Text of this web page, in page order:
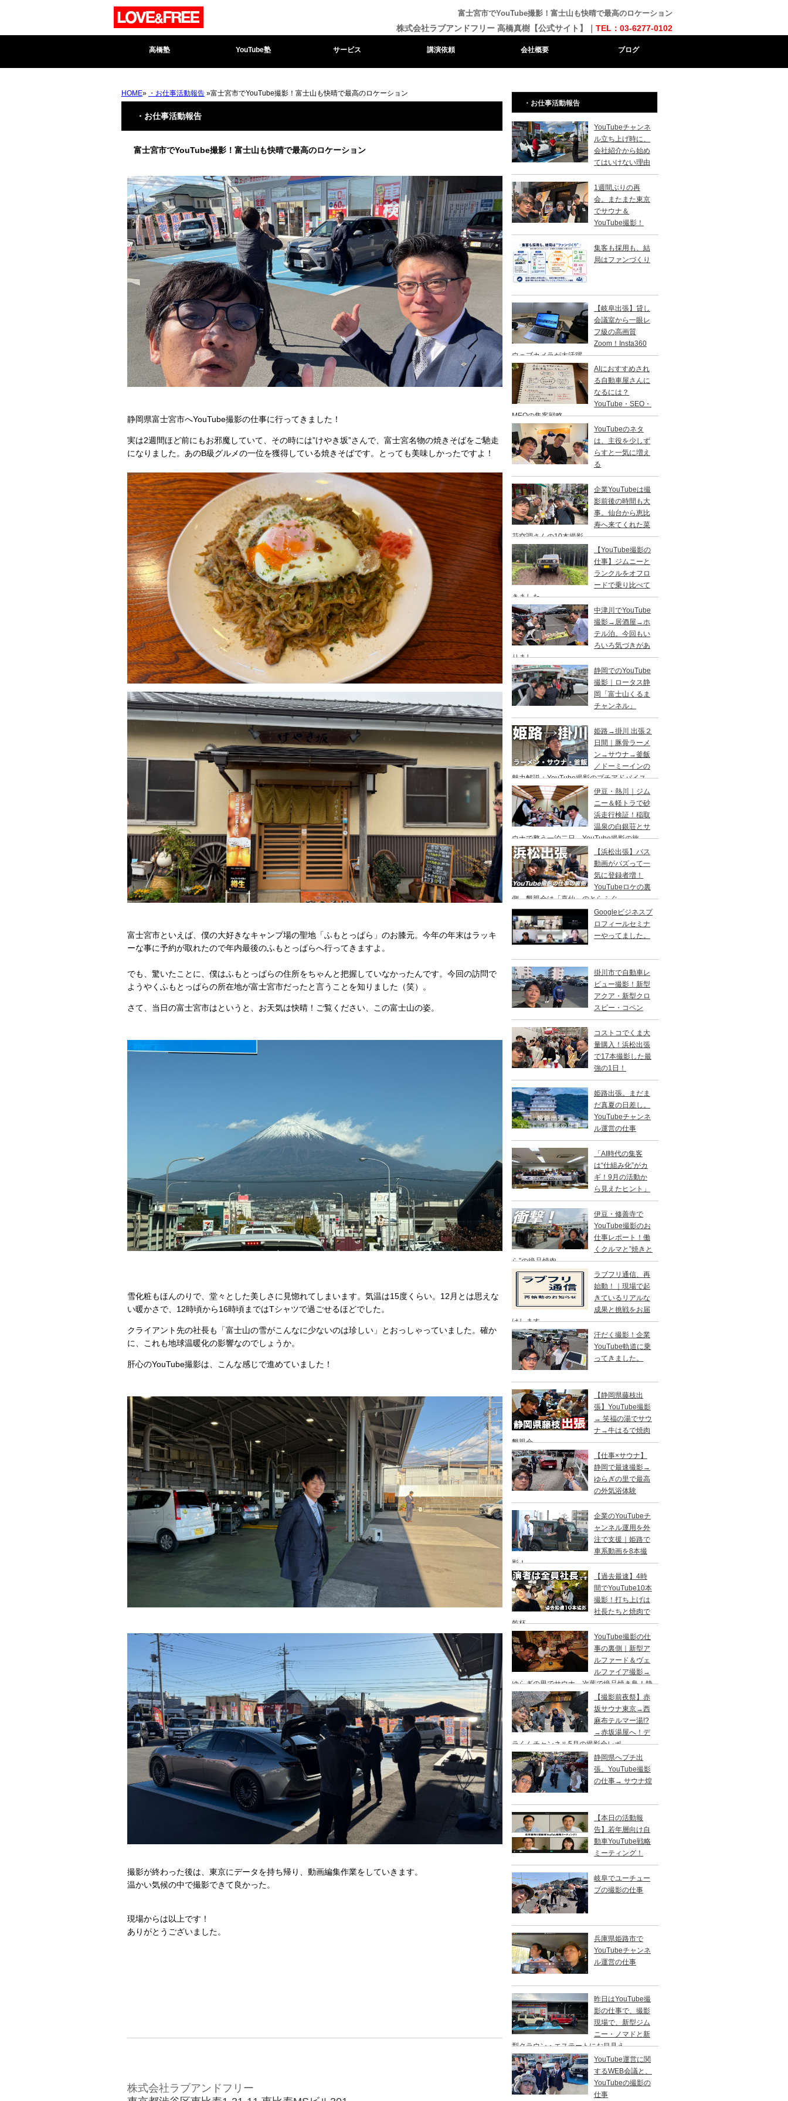
富士宮市でYouTube撮影！富士山も快晴で最高のロケーション
株式会社ラブアンドフリー 高橋真樹【公式サイト】｜ TEL：03-6277-0102
高橋塾 YouTube塾 サービス 講演依頼 会社概要 ブログ
HOME» ・お仕事活動報告 »富士宮市でYouTube撮影！富士山も快晴で最高のロケーション
・お仕事活動報告
富士宮市でYouTube撮影！富士山も快晴で最高のロケーション
静岡県富士宮市へYouTube撮影の仕事に行ってきました！
実は2週間ほど前にもお邪魔していて、その時には”けやき坂”さんで、富士宮名物の焼きそばをご馳走
になりました。あのB級グルメの一位を獲得している焼きそばです。とっても美味しかったですよ！
富士宮市といえば、僕の大好きなキャンプ場の聖地「ふもとっぱら」のお膝元。今年の年末はラッキ
ーな事に予約が取れたので年内最後のふもとっぱらへ行ってきますよ。
でも、驚いたことに、僕はふもとっぱらの住所をちゃんと把握していなかったんです。今回の訪問で
ようやくふもとっぱらの所在地が富士宮市だったと言うことを知りました（笑）。
さて、当日の富士宮市はというと、お天気は快晴！ご覧ください、この富士山の姿。
雪化粧もほんのりで、堂々とした美しさに見惚れてしまいます。気温は15度くらい。12月とは思えな
い暖かさで、12時頃から16時頃まではTシャツで過ごせるほどでした。
クライアント先の社長も「富士山の雪がこんなに少ないのは珍しい」とおっしゃっていました。確か
に、これも地球温暖化の影響なのでしょうか。
肝心のYouTube撮影は、こんな感じで進めていました！
撮影が終わった後は、東京にデータを持ち帰り、動画編集作業をしていきます。
温かい気候の中で撮影できて良かった。
現場からは以上です！
ありがとうございました。
株式会社ラブアンドフリー
・お仕事活動報告
YouTubeチャンネ
ル立ち上げ時に、
会社紹介から始め
てはいけない理由
1週間ぶりの再
会。またまた東京
でサウナ＆
YouTube撮影！
集客も採用も、結
局はファンづくり
【岐阜出張】貸し
会議室から一眼レ
フ級の高画質
Zoom！Insta360
ウェブカメラが大活躍
AIにおすすめされ
る自動車屋さんに
なるには？
YouTube・SEO・
MEOの集客戦略
YouTubeのネタ
は、主役を少しず
らすと一気に増え
る
企業YouTubeは撮
影前後の時間も大
事。仙台から恵比
寿へ来てくれた菜
花空調さんの10本撮影
【YouTube撮影の
仕事】ジムニーと
ランクルをオフロ
ードで乗り比べて
きました
中津川でYouTube
撮影→居酒屋→ホ
テル泊。今回もい
ろいろ気づきがあ
りまし
静岡でのYouTube
撮影｜ロータス静
岡「富士山くるま
チャンネル」
姫路→掛川 出張２
日間｜豚骨ラーメ
ン→サウナ→釜飯
／ドーミーインの
魅力解説＋YouTube撮影のプチアドバイス
あり
伊豆・熱川｜ジム
ニー＆軽トラで砂
浜走行検証！稲取
温泉の白銀荘とサ
ウナで整う一泊二日、YouTube撮影の旅
【浜松出張】バス
動画がバズって一
気に登録者増！
YouTubeロケの裏
側、懇親会は「喜仙」のとらふぐ
Googleビジネスプ
ロフィールセミナ
ーやってました。
掛川市で自動車レ
ビュー撮影！新型
アクア・新型クロ
スビー・コペン
コストコでくま大
量購入！浜松出張
で17本撮影した最
強の1日！
姫路出張。まだま
だ真夏の日差し。
YouTubeチャンネ
ル運営の仕事
「AI時代の集客
は“仕組み化”がカ
ギ！9月の活動か
ら見えたヒント」
伊豆・修善寺で
YouTube撮影のお
仕事レポート！働
くクルマと”焼きと
ら”の絶品焼肉
ラブフリ通信、再
始動！｜現場で起
きているリアルな
成果と挑戦をお届
けします
汗だく撮影！企業
YouTube軌道に乗
ってきました。
【静岡県藤枝出
張】YouTube撮影
→ 笑福の湯でサウ
ナ→牛はるで焼肉
懇親会
【仕事×サウナ】
静岡で最速撮影→
ゆらぎの里で最高
の外気浴体験
企業のYouTubeチ
ャンネル運用を外
注で支援｜姫路で
車系動画を8本撮
影！
【過去最速】4時
間でYouTube10本
撮影！打ち上げは
社長たちと焼肉で
乾杯
YouTube撮影の仕
事の裏側｜新型ア
ルファード＆ヴェ
ルファイア撮影→
ゆらぎの里でサウナ→次葉で絶品焼き鳥！静
岡出張
【撮影前夜祭】赤
坂サウナ東京→西
麻布テルマー湯!?
→赤坂湯屋へ！デ
ラくんチャンネル5月の撮影会レポ
静岡県へプチ出
張。YouTube撮影
の仕事→ サウナ煌
【本日の活動報
告】若年層向け自
動車YouTube戦略
ミーティング！
岐阜でユーチュー
ブの撮影の仕事
兵庫県姫路市で
YouTubeチャンネ
ル運営の仕事
昨日はYouTube撮
影の仕事で、撮影
現場で、新型ジム
ニー・ノマドと新
型クラウン・エステートにお目見え。
YouTube運営に関
するWEB会議と、
YouTubeの撮影の
仕事